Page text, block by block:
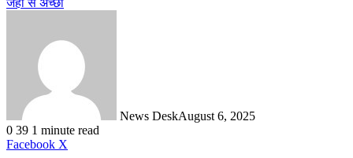
News DeskAugust 6, 2025
0 39 1 minute read
Facebook X